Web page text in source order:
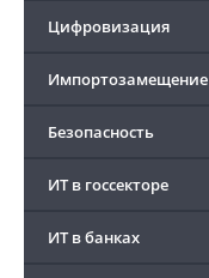
Цифровизация
Импортозамещение
Безопасность
ИТ в госсекторе
ИТ в банках